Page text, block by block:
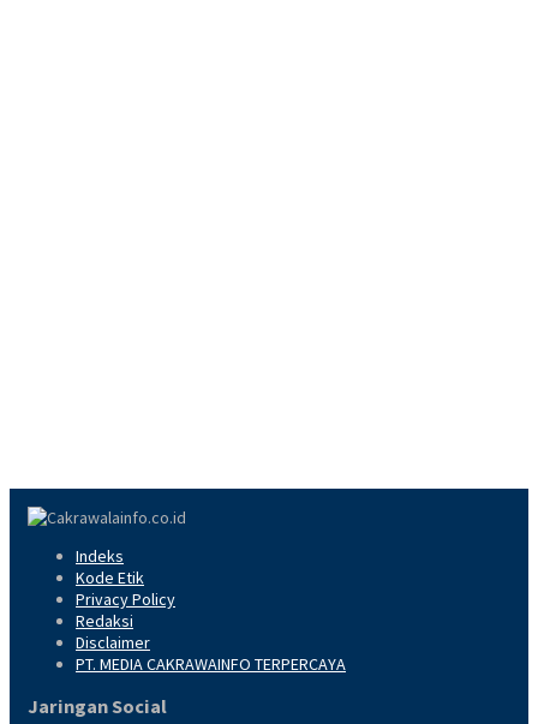
Indeks
Kode Etik
Privacy Policy
Redaksi
Disclaimer
PT. MEDIA CAKRAWAINFO TERPERCAYA
Jaringan Social